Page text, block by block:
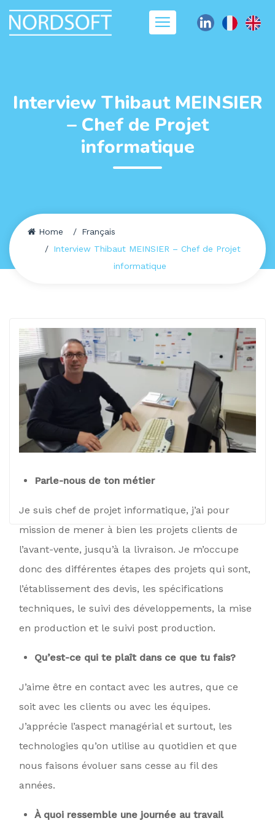
Interview Thibaut MEINSIER
– Chef de Projet
informatique
Home
Français
Interview Thibaut MEINSIER – Chef de Projet
informatique
Parle-nous de ton métier
Je suis chef de projet informatique, j’ai pour
mission de mener à bien les projets clients de
l’avant-vente, jusqu’à la livraison. Je m’occupe
donc des différentes étapes des projets qui sont,
l’établissement des devis, les spécifications
techniques, le suivi des développements, la mise
en production et le suivi post production.
Qu’est-ce qui te plaît dans ce que tu fais?
J’aime être en contact avec les autres, que ce
soit avec les clients ou avec les équipes.
J’apprécie l’aspect managérial et surtout, les
technologies qu’on utilise au quotidien et que
nous faisons évoluer sans cesse au fil des
années.
À quoi ressemble une journée au travail